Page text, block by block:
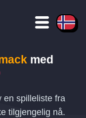
med
en spilleliste fra
tilgjengelig nå.